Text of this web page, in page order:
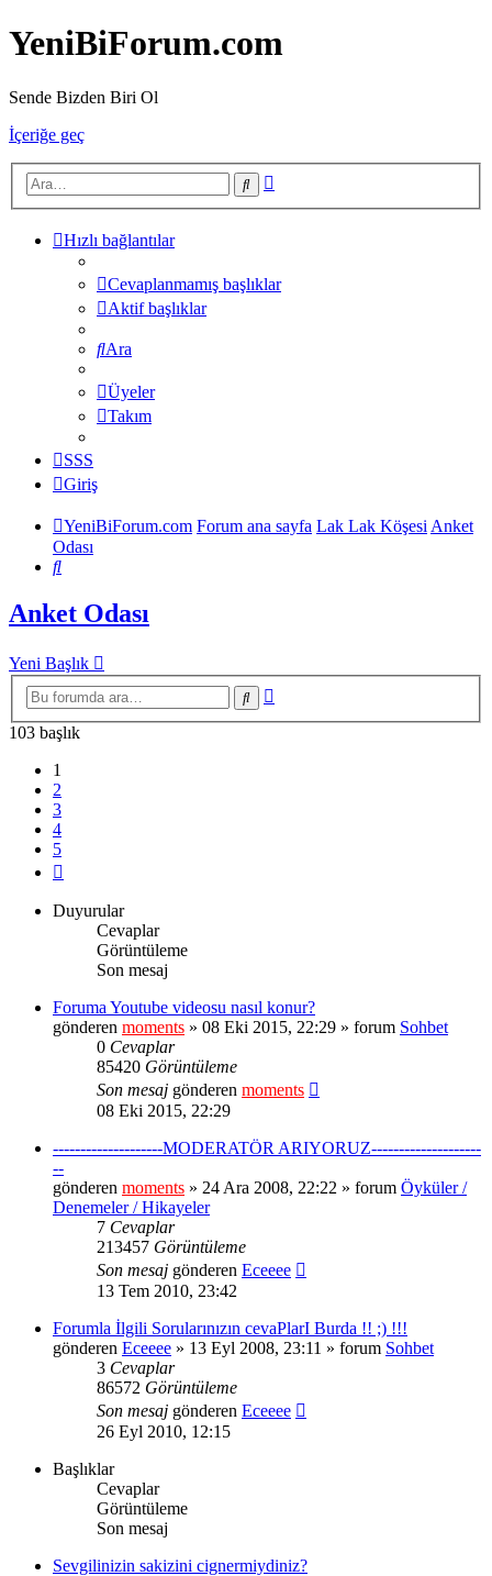
YeniBiForum.com
Sende Bizden Biri Ol
İçeriğe geç
Ara
Hızlı bağlantılar
Cevaplanmamış başlıklar
Aktif başlıklar
Ara
Üyeler
Takım
SSS
Giriş
YeniBiForum.com Forum ana sayfa Lak Lak KöşesiAnket
Odası
Ara
Anket Odası
Yeni Başlık
Ara
103 başlık
1
2
3
4
5
Duyurular
Cevaplar
Görüntüleme
Son mesaj
Foruma Youtube videosu nasıl konur?
gönderen moments » 08 Eki 2015, 22:29 » forum Sohbet
0 Cevaplar
85420 Görüntüleme
Son mesaj gönderen moments
08 Eki 2015, 22:29
--------------------MODERATÖR ARIYORUZ--------------------
--
gönderen moments » 24 Ara 2008, 22:22 » forum Öyküler /
Denemeler / Hikayeler
7 Cevaplar
213457 Görüntüleme
Son mesaj gönderen Eceeee
13 Tem 2010, 23:42
Forumla İlgili Sorularınızın cevaPlarI Burda !! ;) !!!
gönderen Eceeee » 13 Eyl 2008, 23:11 » forum Sohbet
3 Cevaplar
86572 Görüntüleme
Son mesaj gönderen Eceeee
26 Eyl 2010, 12:15
Başlıklar
Cevaplar
Görüntüleme
Son mesaj
Sevgilinizin sakizini cignermiydiniz?